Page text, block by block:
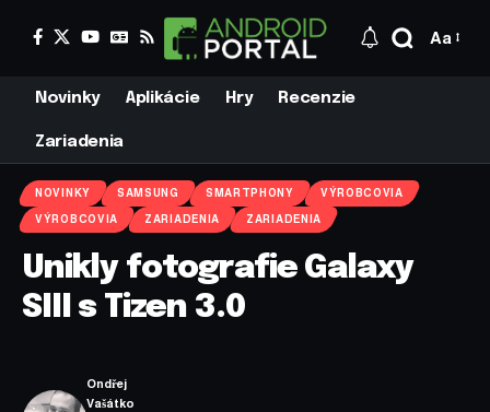
Aa
Novinky Aplikácie Hry Recenzie
Zariadenia
NOVINKY SAMSUNG SMARTPHONY VÝROBCOVIA
VÝROBCOVIA ZARIADENIA ZARIADENIA
Unikly fotografie Galaxy
SIII s Tizen 3.0
Ondřej
Vašátko